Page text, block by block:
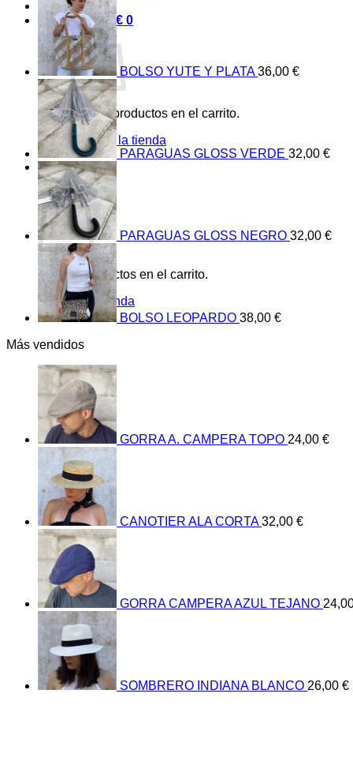
Carrito /0,00€ 0
No hay productos en el carrito.
Volver a la tienda
0
Carrito
No hay productos en el carrito.
Volver a la tienda
BOLSO YUTE Y PLATA 36,00 €
PARAGUAS GLOSS VERDE 32,00 €
PARAGUAS GLOSS NEGRO 32,00 €
BOLSO LEOPARDO 38,00 €
Más vendidos
GORRA A. CAMPERA TOPO 24,00 €
CANOTIER ALA CORTA 32,00 €
GORRA CAMPERA AZUL TEJANO
SOMBRERO INDIANA BLANCO 26,00 €